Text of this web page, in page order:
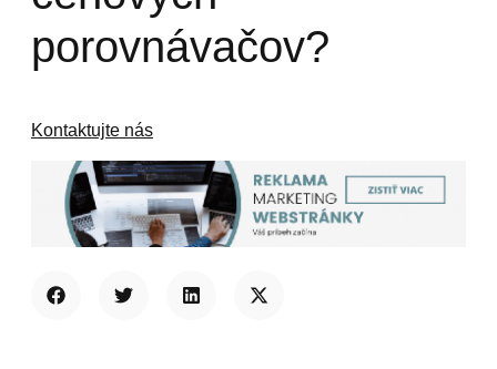
porovnávačov?
Kontaktujte nás